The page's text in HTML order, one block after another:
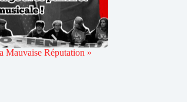
Mauvaise Réputation »